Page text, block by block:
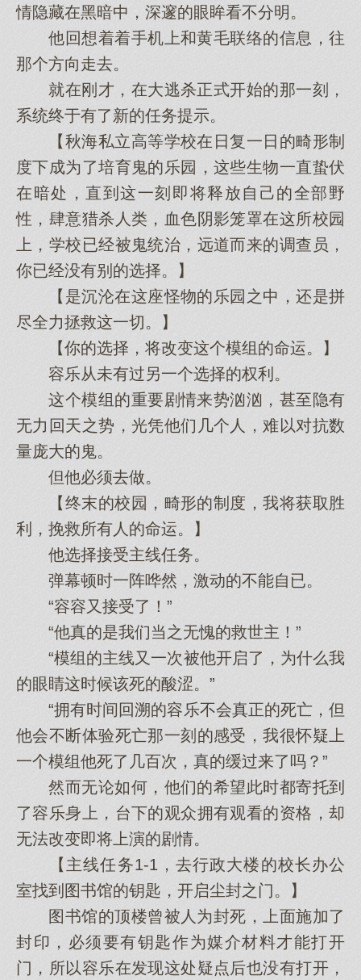
情隐藏在黑暗中，深邃的眼眸看不分明。
他回想着着手机上和黄毛联络的信息，往
那个方向走去。
就在刚才，在大逃杀正式开始的那一刻，
系统终于有了新的任务提示。
【秋海私立高等学校在日复一日的畸形制
度下成为了培育鬼的乐园，这些生物一直蛰伏
在暗处，直到这一刻即将释放自己的全部野
性，肆意猎杀人类，血色阴影笼罩在这所校园
上，学校已经被鬼统治，远道而来的调查员，
你已经没有别的选择。】
【是沉沦在这座怪物的乐园之中，还是拼
尽全力拯救这一切。】
【你的选择，将改变这个模组的命运。】
容乐从未有过另一个选择的权利。
这个模组的重要剧情来势汹汹，甚至隐有
无力回天之势，光凭他们几个人，难以对抗数
量庞大的鬼。
但他必须去做。
【终末的校园，畸形的制度，我将获取胜
利，挽救所有人的命运。】
他选择接受主线任务。
弹幕顿时一阵哗然，激动的不能自已。
“容容又接受了！”
“他真的是我们当之无愧的救世主！”
“模组的主线又一次被他开启了，为什么我
的眼睛这时候该死的酸涩。”
“拥有时间回溯的容乐不会真正的死亡，但
他会不断体验死亡那一刻的感受，我很怀疑上
一个模组他死了几百次，真的缓过来了吗？”
然而无论如何，他们的希望此时都寄托到
了容乐身上，台下的观众拥有观看的资格，却
无法改变即将上演的剧情。
【主线任务1-1，去行政大楼的校长办公
室找到图书馆的钥匙，开启尘封之门。】
图书馆的顶楼曾被人为封死，上面施加了
封印，必须要有钥匙作为媒介材料才能打开
门，所以容乐在发现这处疑点后也没有打开，